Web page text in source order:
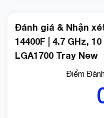
Đánh giá & Nhận
14400F | 4.7 GHz,
LGA1700 Tray New
Điểm